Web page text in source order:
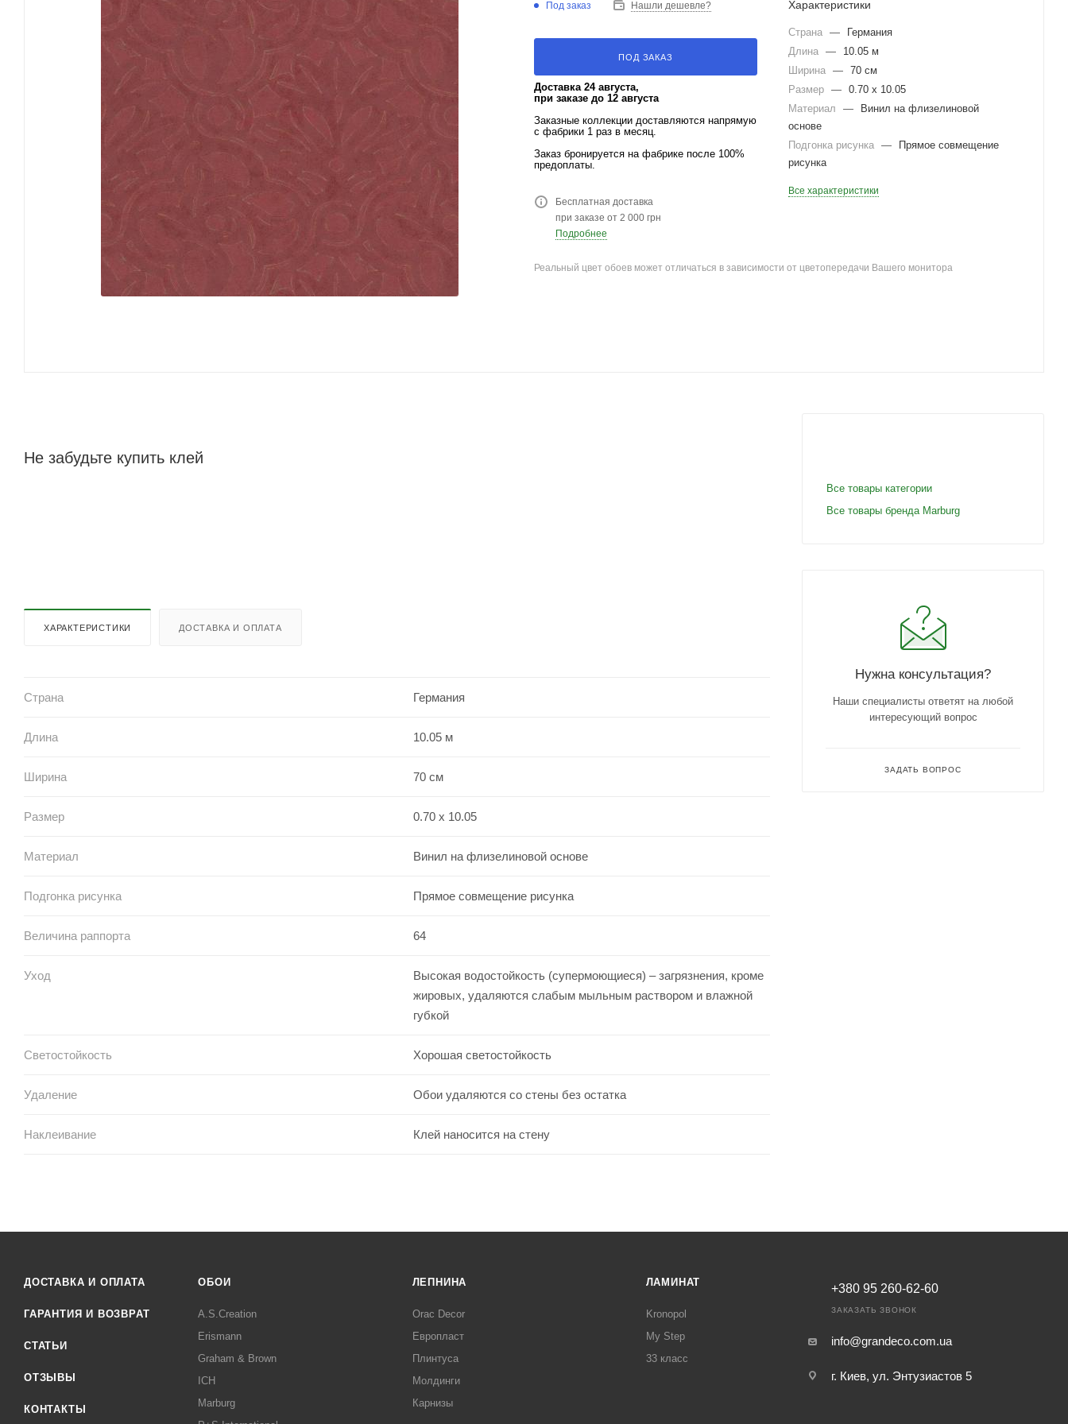
Под заказ Нашли дешевле?
ПОД ЗАКАЗ
Доставка 24 августа,
при заказе до 12 августа
Заказные коллекции доставляются напрямую
с фабрики 1 раз в месяц.
Заказ бронируется на фабрике после 100%
предоплаты.
Бесплатная доставка
при заказе от 2 000 грн
Подробнее
Характеристики
Страна —
Германия
Длина —
10.05 м
Ширина — 70 см
Размер — 0.70 x 10.05
Материал
—
Винил на флизелиновой
основе
Подгонка рисунка —
Прямое совмещение
рисунка
Все характеристики
Реальный цвет обоев может отличаться в зависимости от цветопередачи Вашего монитора
Не забудьте купить клей
ХАРАКТЕРИСТИКИ ДОСТАВКА И ОПЛАТА
Страна Германия
Длина 10.05 м
Ширина 70 см
Размер 0.70 x 10.05
Материал Винил на флизелиновой основе
Подгонка рисунка Прямое совмещение рисунка
Величина раппорта 64
Уход
Высокая водостойкость (супермоющиеся) – загрязнения, кроме
жировых, удаляются слабым мыльным раствором и влажной
губкой
Светостойкость Хорошая светостойкость
Удаление Обои удаляются со стены без остатка
Наклеивание Клей наносится на стену
Все товары категории
Все товары бренда Marburg
Нужна консультация?
Наши специалисты ответят на любой
интересующий вопрос
ЗАДАТЬ ВОПРОС
ДОСТАВКА И ОПЛАТА
ГАРАНТИЯ И ВОЗВРАТ
СТАТЬИ
ОТЗЫВЫ
КОНТАКТЫ
ОБОИ
A.S.Creation
Erismann
Graham & Brown
ICH
Marburg
ЛЕПНИНА
Orac Decor
Европласт
Плинтуса
Молдинги
Карнизы
ЛАМИНАТ
Kronopol
My Step
33 класс
+380 95 260-62-60
ЗАКАЗАТЬ ЗВОНОК
info@grandeco.com.ua
г. Киев, ул. Энтузиастов 5